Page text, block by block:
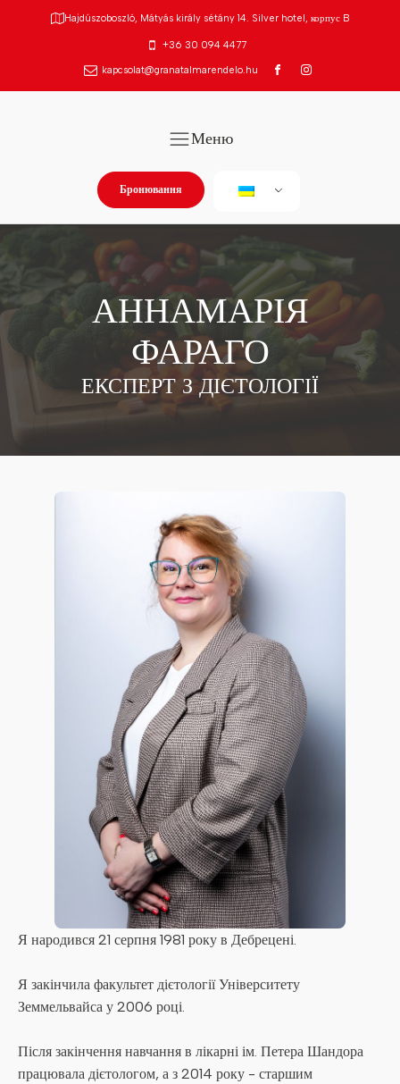
Hajdúszoboszló, Mátyás király sétány 14. Silver hotel, корпус B
+36 30 094 4477
kapcsolat@granatalmarendelo.hu
Меню
Бронювання
АННАМАРІЯ
ФАРАГО
ЕКСПЕРТ З ДІЄТОЛОГІЇ
Я народився 21 серпня 1981 року в Дебрецені.
Я закінчила факультет дієтології Університету
Земмельвайса у 2006 році.
Після закінчення навчання в лікарні ім. Петера Шандора
працювала дієтологом, а з 2014 року - старшим